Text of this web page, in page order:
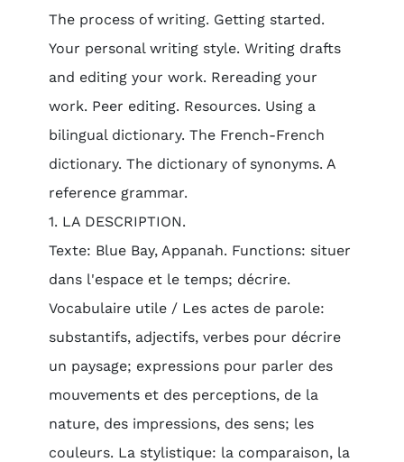
The process of writing. Getting started.
Your personal writing style. Writing drafts
and editing your work. Rereading your
work. Peer editing. Resources. Using a
bilingual dictionary. The French-French
dictionary. The dictionary of synonyms. A
reference grammar.
1. LA DESCRIPTION.
Texte: Blue Bay, Appanah. Functions: situer
dans l'espace et le temps; décrire.
Vocabulaire utile / Les actes de parole:
substantifs, adjectifs, verbes pour décrire
un paysage; expressions pour parler des
mouvements et des perceptions, de la
nature, des impressions, des sens; les
couleurs. La stylistique: la comparaison, la